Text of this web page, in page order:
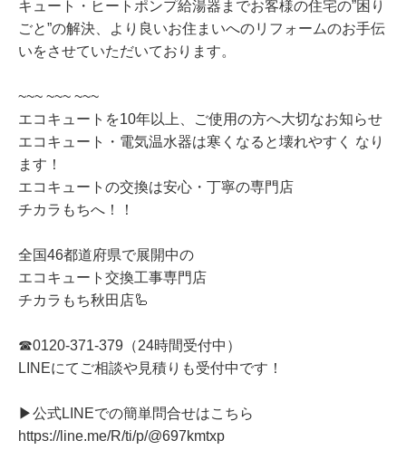
キュート・ヒートポンプ給湯器までお客様の住宅の”困り
ごと”の解決、より良いお住まいへのリフォームのお手伝
いをさせていただいております。
~~~ ~~~ ~~~
エコキュートを10年以上、ご使用の方へ大切なお知らせ
エコキュート・電気温水器は寒くなると壊れやすく なり
ます！
エコキュートの交換は安心・丁寧の専門店
チカラもちへ！！
全国46都道府県で展開中の
エコキュート交換工事専門店
チカラもち秋田店🦾
☎0120-371-379（24時間受付中）
LINEにてご相談や見積りも受付中です！
▶公式LINEでの簡単問合せはこちら
https://line.me/R/ti/p/@697kmtxp